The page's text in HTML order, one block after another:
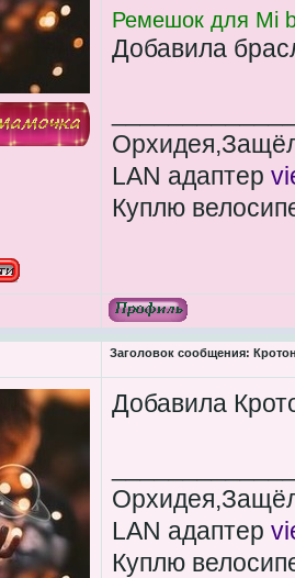
Ремешок для Mi
Добавила
LAN адаптер
Куплю
Заголовок сообщения:
Добавила
LAN адаптер
Куплю